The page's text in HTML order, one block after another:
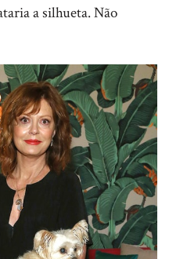
a silhueta. Não